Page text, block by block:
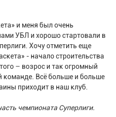
и меня был очень
УБЛ и хорошо стартовали в
Хочу отметить еще
- начало строительства
– возрос и так огромный
команде. Всё больше и больше
приходит в наш клуб.
чемпионата Суперлиги.